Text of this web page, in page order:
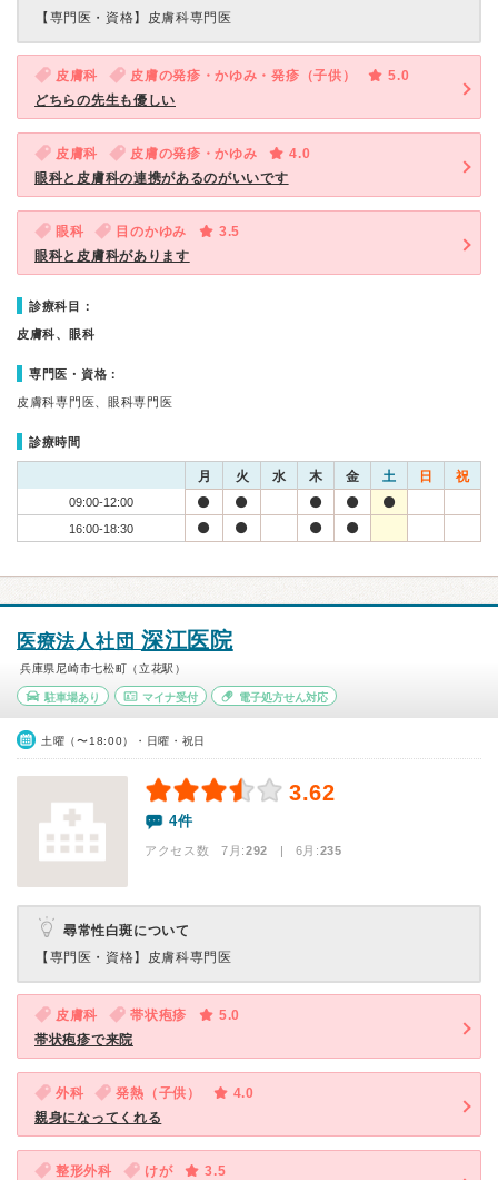
【専門医・資格】 皮膚科専門医
皮膚科 皮膚の発疹・かゆみ・発疹（子供）
5.0
どちらの先生も優しい
皮膚科 皮膚の発疹・かゆみ
4.0
眼科と皮膚科の連携があるのがいいです
眼科 目のかゆみ
3.5
眼科と皮膚科があります
診療科目：
皮膚科、眼科
専門医・資格：
皮膚科専門医、眼科専門医
診療時間
月 火 水 木 金 土 日 祝
09:00-12:00
16:00-18:30
医療法人社団 深江医院
兵庫県尼崎市七松町（立花駅）
駐車場あり マイナ受付 電子処方せん対応
土曜（〜18:00）・日曜・祝日
3.62
4件
アクセス数 7月:292 | 6月:235
尋常性白斑について
【専門医・資格】 皮膚科専門医
皮膚科 帯状疱疹
5.0
帯状疱疹で来院
外科 発熱（子供）
4.0
親身になってくれる
整形外科 けが 3.5